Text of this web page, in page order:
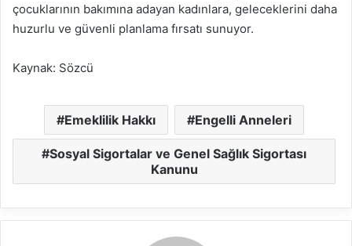
çocuklarının bakımına adayan kadınlara, geleceklerini daha
huzurlu ve güvenli planlama fırsatı sunuyor.
Kaynak: Sözcü
Emeklilik Hakkı Engelli Anneleri
Sosyal Sigortalar ve Genel Sağlık Sigortası
Kanunu